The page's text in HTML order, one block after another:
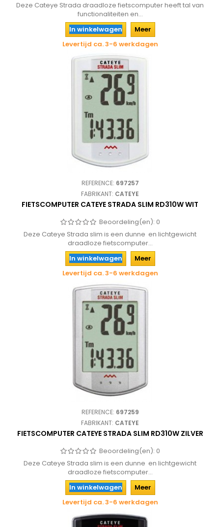
Deze Cateye Strada draadloze fietscomputer heeft tal van
functionaliteiten en...
In winkelwagen
Meer
Levertijd ca. 3-6 werkdagen
REFERENCE: 697257
FABRIKANT: CATEYE
FIETSCOMPUTER CATEYE STRADA SLIM RD310W WIT
Beoordeling(en): 0
Deze Cateye Strada slim is een dunne en lichtgewicht
draadloze fietscomputer...
In winkelwagen
Meer
Levertijd ca. 3-6 werkdagen
REFERENCE: 697259
FABRIKANT: CATEYE
FIETSCOMPUTER CATEYE STRADA SLIM RD310W ZILVER
Beoordeling(en): 0
Deze Cateye Strada slim is een dunne en lichtgewicht
draadloze fietscomputer...
In winkelwagen
Meer
Levertijd ca. 3-6 werkdagen